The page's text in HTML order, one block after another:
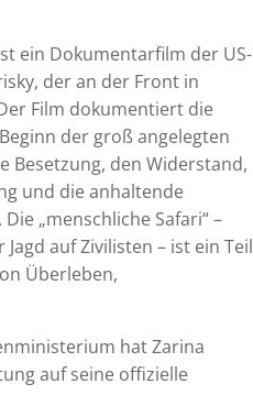
ein Dokumentarfilm der US-
der an der Front in
Film dokumentiert die
der groß angelegten
Besetzung, den Widerstand,
und die anhaltende
„menschliche Safari“ –
auf Zivilisten – ist ein Teil
Überleben,
hat Zarina
auf seine offizielle